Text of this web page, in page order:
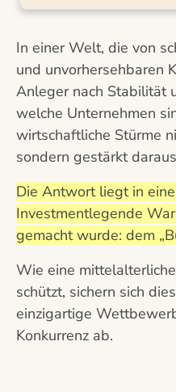
In einer Welt, die von
und unvorhersehbaren
Anleger nach Stabilität
welche Unternehmen
wirtschaftliche Stürme
sondern gestärkt
Die Antwort liegt in
Investmentlegende
gemacht wurde: dem
Wie eine
schützt, sichern sich
einzigartige
Konkurrenz ab.